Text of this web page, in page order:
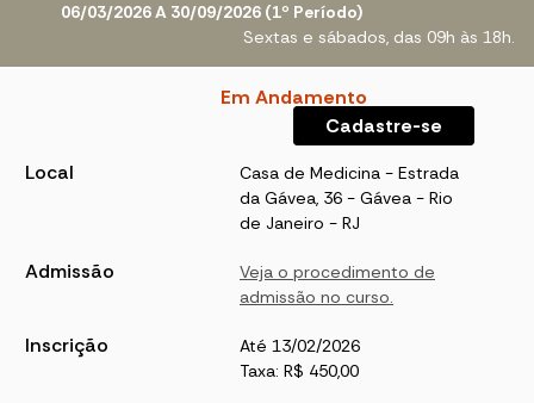
06/03/2026 A 30/09/2026 (1º Período)
Sextas e sábados, das 09h às 18h.
Em Andamento
Cadastre-se
Local
Casa de Medicina - Estrada
da Gávea, 36 - Gávea - Rio
de Janeiro - RJ
Admissão
Veja o procedimento de
admissão no curso.
Inscrição
Até 13/02/2026
Taxa: R$ 450,00